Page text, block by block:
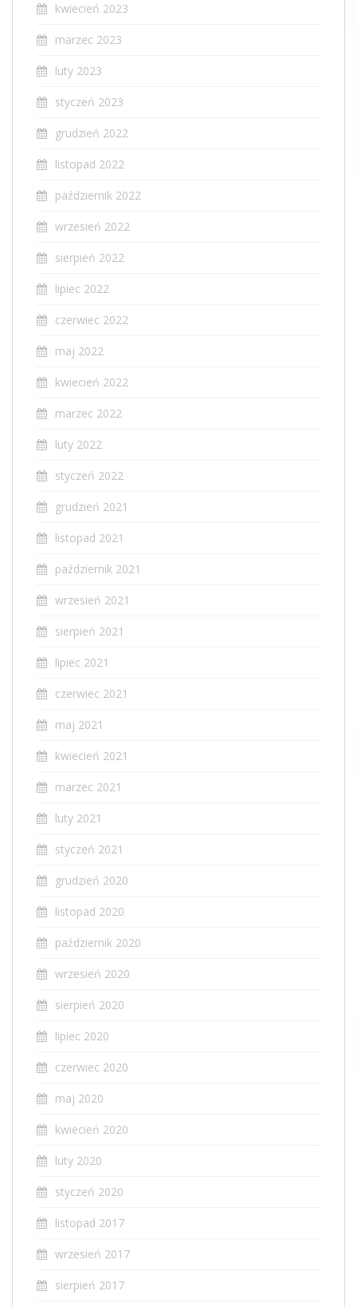
kwiecień 2023
marzec 2023
luty 2023
styczeń 2023
grudzień 2022
listopad 2022
październik 2022
wrzesień 2022
sierpień 2022
lipiec 2022
czerwiec 2022
maj 2022
kwiecień 2022
marzec 2022
luty 2022
styczeń 2022
grudzień 2021
listopad 2021
październik 2021
wrzesień 2021
sierpień 2021
lipiec 2021
czerwiec 2021
maj 2021
kwiecień 2021
marzec 2021
luty 2021
styczeń 2021
grudzień 2020
listopad 2020
październik 2020
wrzesień 2020
sierpień 2020
lipiec 2020
czerwiec 2020
maj 2020
kwiecień 2020
luty 2020
styczeń 2020
listopad 2017
wrzesień 2017
sierpień 2017